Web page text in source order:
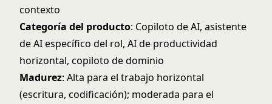
contexto
Categoría del producto: Copiloto de AI, asistente
de AI específico del rol, AI de productividad
horizontal, copiloto de dominio
Madurez: Alta para el trabajo horizontal
(escritura, codificación); moderada para el